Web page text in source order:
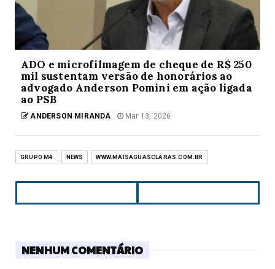
ADO e microfilmagem de cheque de R$ 250
mil sustentam versão de honorários ao
advogado Anderson Pomini em ação ligada
ao PSB
ANDERSON MIRANDA Mar 13, 2026
GRUPO M4 NEWS WWW.MAISAGUASCLARAS.COM.BR
NENHUM COMENTÁRIO